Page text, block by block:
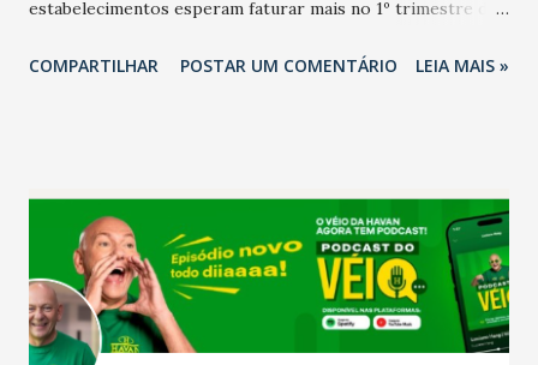
estabelecimentos esperam faturar mais no 1º trimestre de
relação ao último trimestre deste ano, 56% também
confraternizações de fim de ano e pelo pagamento do 13º
Salário para um número maior de trabalhadores, já que o
país tem a menor taxa de desemprego dos anos recentes.
Ainda segundo a Pesquisa, em novembro de 2025, 40% dos
bares e restaurantes operaram com lucro e outros 40%
COMPARTILHAR POSTAR UM COMENTÁRIO LEIA MAIS »